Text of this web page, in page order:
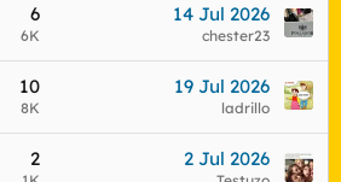
6
6K
14 Jul 2026
chester23
10
8K
19 Jul 2026
ladrillo
2 2 Jul 2026